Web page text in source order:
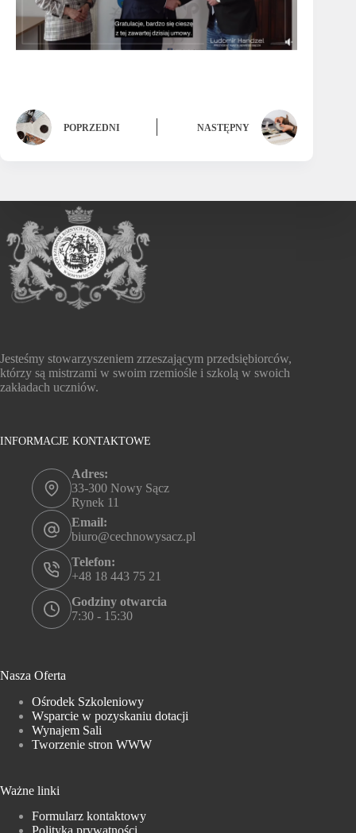
POPRZEDNI NASTĘPNY
Jesteśmy stowarzyszeniem zrzeszającym przedsiębiorców,
którzy są mistrzami w swoim rzemiośle i szkolą w swoich
zakładach uczniów.
INFORMACJE KONTAKTOWE
Adres:
33-300 Nowy Sącz
Rynek 11
Email:
biuro@cechnowysacz.pl
Telefon:
+48 18 443 75 21
Godziny otwarcia
7:30 - 15:30
Nasza Oferta
Ośrodek Szkoleniowy
Wsparcie w pozyskaniu dotacji
Wynajem Sali
Tworzenie stron WWW
Ważne linki
Formularz kontaktowy